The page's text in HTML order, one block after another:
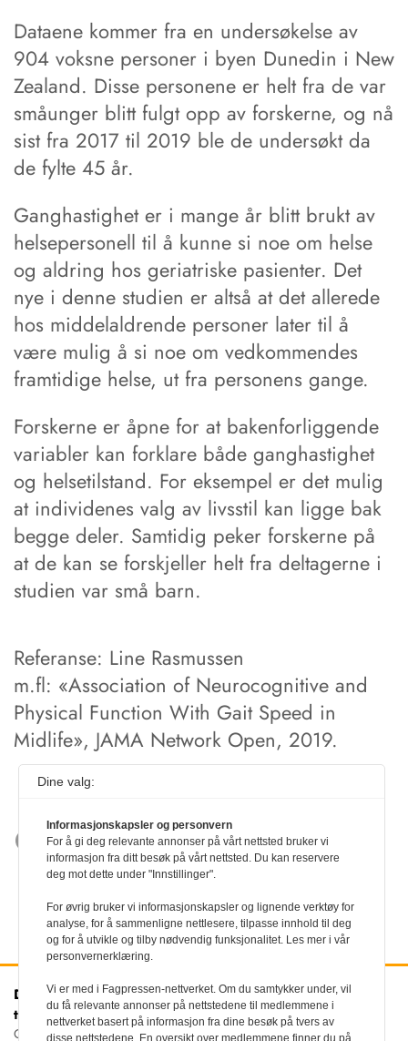
Dataene kommer fra en undersøkelse av
904 voksne personer i byen Dunedin i New
Zealand. Disse personene er helt fra de var
småunger blitt fulgt opp av forskerne, og nå
sist fra 2017 til 2019 ble de undersøkt da
de fylte 45 år.
Ganghastighet er i mange år blitt brukt av
helsepersonell til å kunne si noe om helse
og aldring hos geriatriske pasienter. Det
nye i denne studien er altså at det allerede
hos middelaldrende personer later til å
være mulig å si noe om vedkommendes
framtidige helse, ut fra personens gange.
Forskerne er åpne for at bakenforliggende
variabler kan forklare både ganghastighet
og helsetilstand. For eksempel er det mulig
at individenes valg av livsstil kan ligge bak
begge deler. Samtidig peker forskerne på
at de kan se forskjeller helt fra deltagerne i
studien var små barn.
Referanse: Line Rasmussen
m.fl: «Association of Neurocognitive and
Physical Function With Gait Speed in
Midlife», JAMA Network Open, 2019.
Den norske
tannlegeforenings Tidende
Christiania Torv 5, 0158 Oslo
Kontakt oss
Tlf:22 54 74 00
E-post:
Dine valg:
Informasjonskapsler og personvern
For å gi deg relevante annonser på vårt nettsted bruker vi
informasjon fra ditt besøk på vårt nettsted. Du kan reservere
deg mot dette under "Innstillinger".
For øvrig bruker vi informasjonskapsler og lignende verktøy for
analyse, for å sammenligne nettlesere, tilpasse innhold til deg
og for å utvikle og tilby nødvendig funksjonalitet. Les mer i vår
personvernerklæring.
Vi er med i Fagpressen-nettverket. Om du samtykker under, vil
du få relevante annonser på nettstedene til medlemmene i
nettverket basert på informasjon fra dine besøk på tvers av
disse nettstedene. En oversikt over medlemmene finner du på